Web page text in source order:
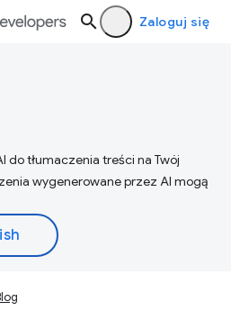
Zaloguj się
do tłumaczenia treści na Twój
wygenerowane przez AI mogą